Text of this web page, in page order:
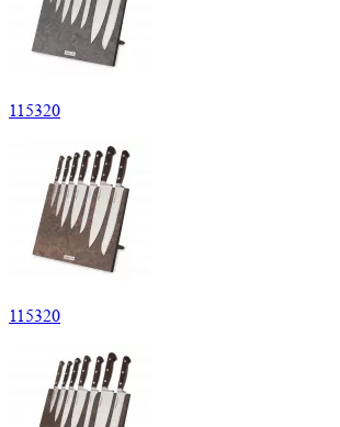
115320
115320